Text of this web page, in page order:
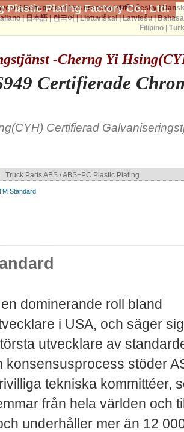
Plastic Plating Factory Co., Ltd.
-Cherng Yi
Certifierade
Certifierad
Truck Parts ABS / ABS+PC Plastic Plating
Standard
dominerande roll bland
i USA, och säger
utvecklare av
konsensusprocess stöder
tekniska kommittéer,
från hela världen och
underhåller mer än 12
|Беларуская|Български|বাঙ্গালী|česky|
|日本語|한국어|Lietuviškai|Latviešu|
Filipino|